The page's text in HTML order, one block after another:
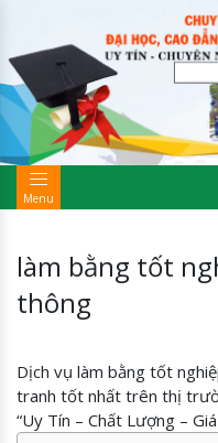
Menu
làm bằng tốt
thông
Dịch vụ làm bằng tốt
tranh tốt nhất trên thị
“Uy Tín – Chất Lượng –